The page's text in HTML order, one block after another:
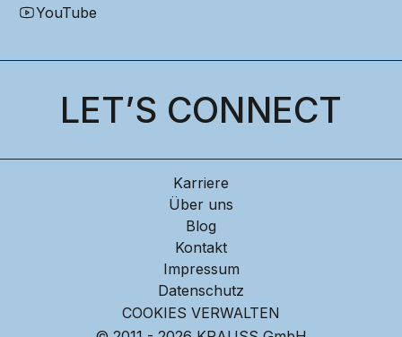
YouTube
LET’S CONNECT
Karriere
Über uns
Blog
Kontakt
Impressum
Datenschutz
COOKIES VERWALTEN